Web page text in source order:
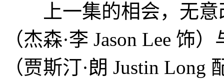
上一集的相会，无意
（杰森·李 Jason Lee 饰
（贾斯汀·朗 Justin